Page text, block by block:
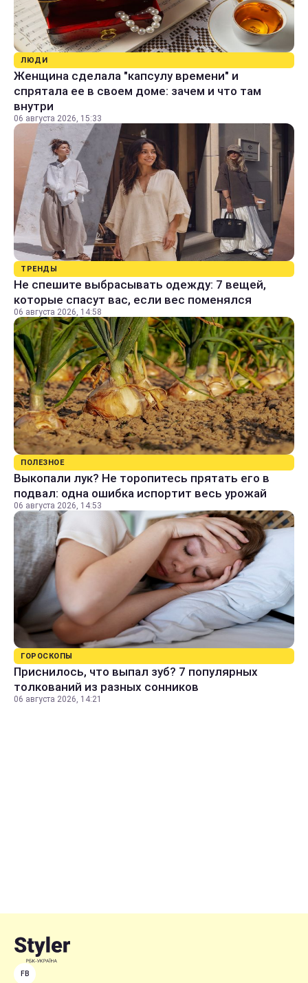
ЛЮДИ
Женщина сделала "капсулу времени" и
спрятала ее в своем доме: зачем и что там
внутри
06 августа 2026, 15:33
ТРЕНДЫ
Не спешите выбрасывать одежду: 7 вещей,
которые спасут вас, если вес поменялся
06 августа 2026, 14:58
ПОЛЕЗНОЕ
Выкопали лук? Не торопитесь прятать его в
подвал: одна ошибка испортит весь урожай
06 августа 2026, 14:53
ГОРОСКОПЫ
Приснилось, что выпал зуб? 7 популярных
толкований из разных сонников
06 августа 2026, 14:21
FB